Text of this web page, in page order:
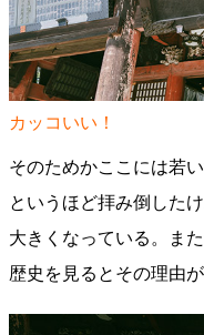
カッコいい！
そのためかここには若
というほど拝み倒した
大きくなっている。ま
歴史を見るとその理由